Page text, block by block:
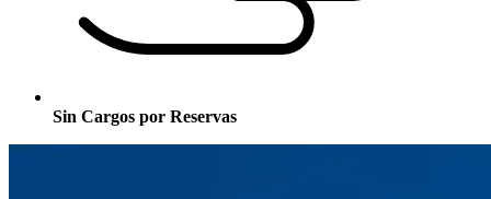
Sin Cargos por Reservas